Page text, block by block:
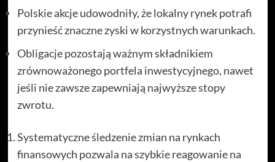
Polskie akcje udowodniły, że lokalny rynek potrafi
przynieść znaczne zyski w korzystnych warunkach.
Obligacje pozostają ważnym składnikiem
zrównoważonego portfela inwestycyjnego, nawet
jeśli nie zawsze zapewniają najwyższe stopy
zwrotu.
Systematyczne śledzenie zmian na rynkach
finansowych pozwala na szybkie reagowanie na